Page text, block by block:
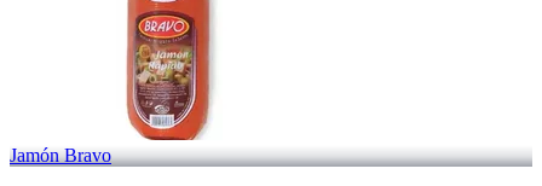
Jamón Bravo